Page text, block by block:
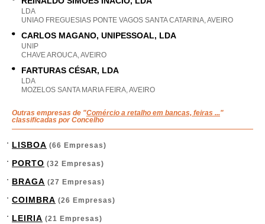
LDA
UNIAO FREGUESIAS PONTE VAGOS SANTA CATARINA, AVEIRO
CARLOS MAGANO, UNIPESSOAL, LDA
UNIP
CHAVE AROUCA, AVEIRO
FARTURAS CÉSAR, LDA
LDA
MOZELOS SANTA MARIA FEIRA, AVEIRO
Outras empresas de "Comércio a retalho em bancas, feiras ..."
classificadas por Concelho
LISBOA (66 Empresas)
PORTO (32 Empresas)
BRAGA (27 Empresas)
COIMBRA (26 Empresas)
LEIRIA (21 Empresas)